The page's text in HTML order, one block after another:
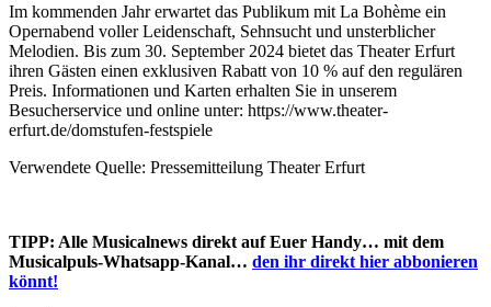
Im kommenden Jahr erwartet das Publikum mit La Bohème ein
Opernabend voller Leidenschaft, Sehnsucht und unsterblicher
Melodien. Bis zum 30. September 2024 bietet das Theater Erfurt
ihren Gästen einen exklusiven Rabatt von 10 % auf den regulären
Preis. Informationen und Karten erhalten Sie in unserem
Besucherservice und online unter: https://www.theater-
erfurt.de/domstufen-festspiele
Verwendete Quelle: Pressemitteilung Theater Erfurt
TIPP: Alle Musicalnews direkt auf Euer Handy… mit dem
Musicalpuls-Whatsapp-Kanal… den ihr direkt hier abbonieren
könnt!